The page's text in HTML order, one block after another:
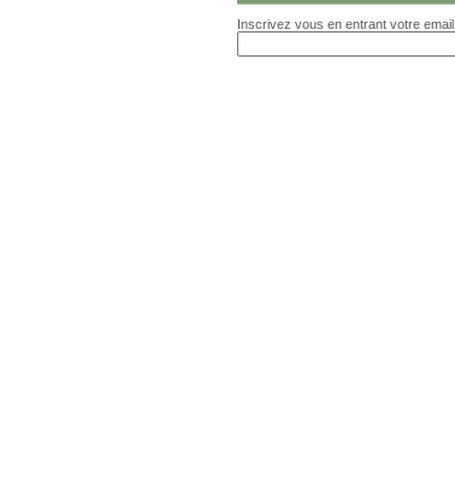
Inscrivez vous en entrant votre email